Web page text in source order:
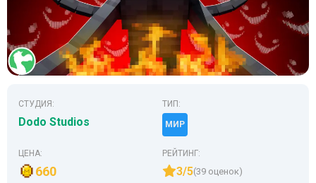
СТУДИЯ:
Dodo Studios
ТИП:
МИР
ЦЕНА:
660
РЕЙТИНГ:
3/5(39 оценок)